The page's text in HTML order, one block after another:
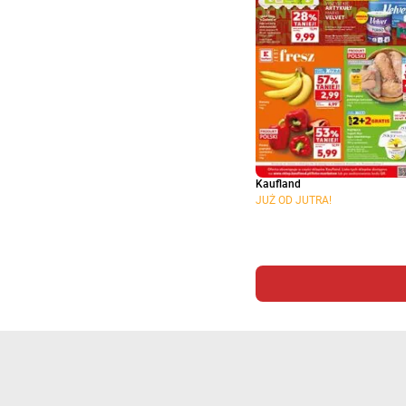
Kaufland
JUŻ OD JUTRA!